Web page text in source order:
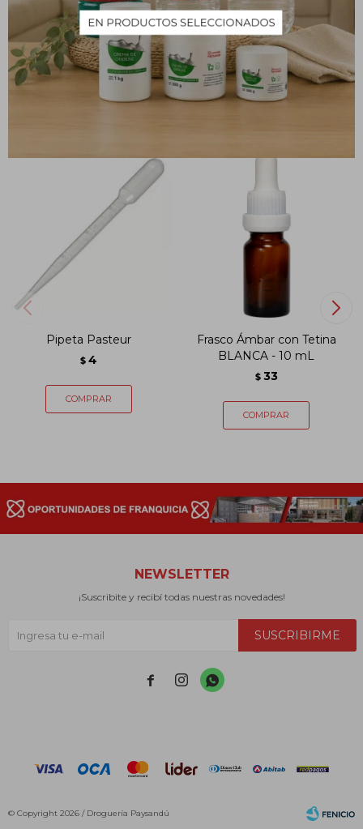
Jeringa Descartable con Aguja
PRODUCTOS QUE TE PUEDEN INTERESAR
Pipeta Pasteur
$ 4
Frasco Ámbar con Tetina
BLANCA - 10 mL
$ 33
NEWSLETTER
¡Suscribite y recibí todas nuestras novedades!
SUSCRIBIRME
  
© Copyright 2026 / Droguería Paysandú